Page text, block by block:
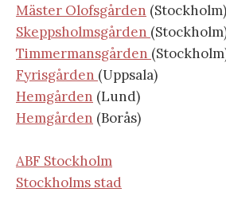
Mäster Olofsgården (Stockholm)
Skeppsholmsgården
Timmermansgården
Fyrisgården (Uppsala)
Hemgården (Lund)
Hemgården (Borås)
ABF Stockholm
Stockholms stad